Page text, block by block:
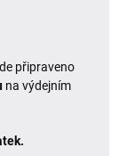
připraveno
na výdejním